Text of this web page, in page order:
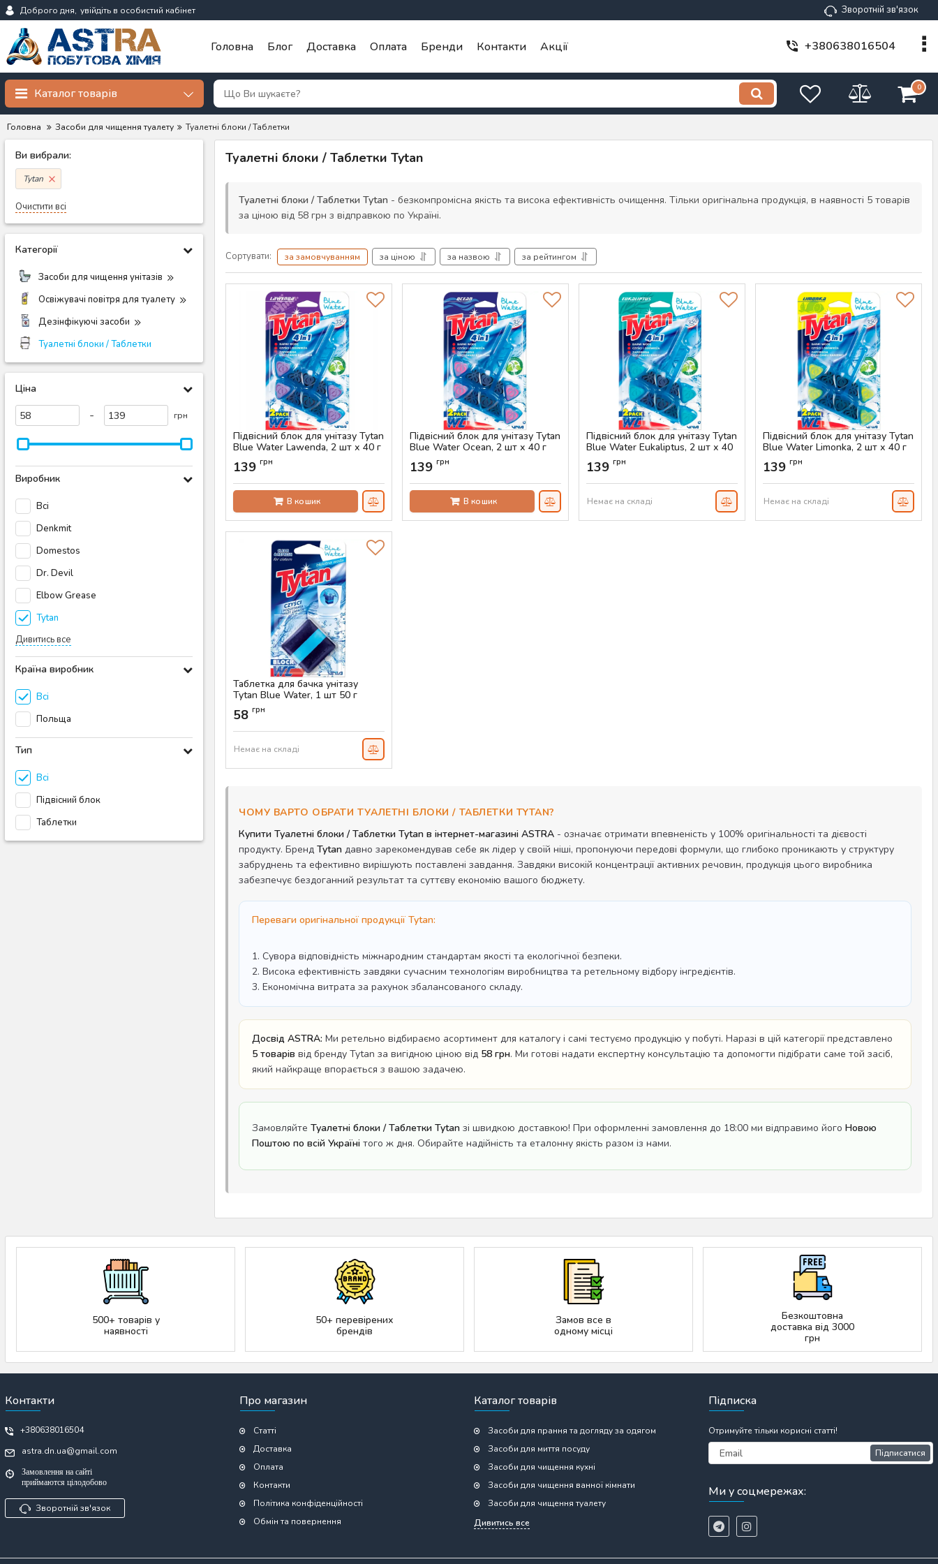
Доброго дня, увійдіть в особистий кабінет Зворотній зв'язок
Головна Блог Доставка Оплата Бренди Контакти Акції +380638016504
Каталог товарів 0
Головна Засоби для чищення туалету Туалетні блоки / Таблетки
Ви вибрали:
Tytan
Очистити всі
Категорії
Засоби для чищення унітазів
Освіжувачі повітря для туалету
Дезінфікуючі засоби
Туалетні блоки / Таблетки
Ціна
- грн
Виробник
Всі
Denkmit
Domestos
Dr. Devil
Elbow Grease
Tytan
Дивитись все
Країна виробник
Всі
Польща
Тип
Всі
Підвісний блок
Таблетки
Туалетні блоки / Таблетки Tytan
Туалетні блоки / Таблетки Tytan - безкомпромісна якість та висока ефективність очищення. Тільки оригінальна продукція, в наявності 5 товарів
за ціною від 58 грн з відправкою по Україні.
Сортувати: за замовчуванням за ціною за назвою за рейтингом
Підвісний блок для унітазу Tytan
Blue Water Lawenda, 2 шт х 40 г
Артикул:AS-00601
139 грн
В кошик
Підвісний блок для унітазу Tytan
Blue Water Ocean, 2 шт х 40 г
Артикул:AS-00473
139 грн
В кошик
Підвісний блок для унітазу Tytan
Blue Water Eukaliptus, 2 шт х 40
Артикул:
139 грн
Немає на складі
Підвісний блок для унітазу Tytan
Blue Water Limonka, 2 шт х 40 г
Артикул:AS-00474
139 грн
Немає на складі
Таблетка для бачка унітазу
Tytan Blue Water, 1 шт 50 г
Артикул:
58 грн
Немає на складі
ЧОМУ ВАРТО ОБРАТИ ТУАЛЕТНІ БЛОКИ / ТАБЛЕТКИ TYTAN?
Купити Туалетні блоки / Таблетки Tytan в інтернет-магазині ASTRA - означає отримати впевненість у 100% оригінальності та дієвості
продукту. Бренд Tytan давно зарекомендував себе як лідер у своїй ніші, пропонуючи передові формули, що глибоко проникають у структуру
забруднень та ефективно вирішують поставлені завдання. Завдяки високій концентрації активних речовин, продукція цього виробника
забезпечує бездоганний результат та суттєву економію вашого бюджету.
Переваги оригінальної продукції Tytan:
1. Сувора відповідність міжнародним стандартам якості та екологічної безпеки.
2. Висока ефективність завдяки сучасним технологіям виробництва та ретельному відбору інгредієнтів.
3. Економічна витрата за рахунок збалансованого складу.
Досвід ASTRA: Ми ретельно відбираємо асортимент для каталогу і самі тестуємо продукцію у побуті. Наразі в цій категорії представлено
5 товарів від бренду Tytan за вигідною ціною від 58 грн. Ми готові надати експертну консультацію та допомогти підібрати саме той засіб,
який найкраще впорається з вашою задачею.
Замовляйте Туалетні блоки / Таблетки Tytan зі швидкою доставкою! При оформленні замовлення до 18:00 ми відправимо його Новою
Поштою по всій Україні того ж дня. Обирайте надійність та еталонну якість разом із нами.
500+ товарів у
наявності
50+ перевірених
брендів
Замов все в
одному місці
Безкоштовна
доставка від 3000
грн
Контакти
+380638016504
astra.dn.ua@gmail.com
Замовлення на сайті
приймаются цілодобово
Зворотній зв'язок
Про магазин
Статті
Доставка
Оплата
Контакти
Політика конфіденційності
Обмін та повернення
Каталог товарів
Засоби для прання та догляду за одягом
Засоби для миття посуду
Засоби для чищення кухні
Засоби для чищення ванної кімнати
Засоби для чищення туалету
Дивитись все
Підписка
Отримуйте тільки корисні статті!
Підписатися
Ми у соцмережах: